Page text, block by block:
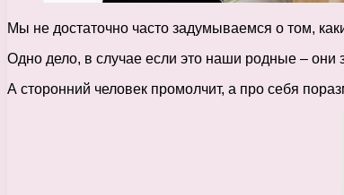
Мы не достаточно часто задумываемся о том,
Одно дело, в случае если это наши родные – они
А сторонний человек промолчит, а про себя